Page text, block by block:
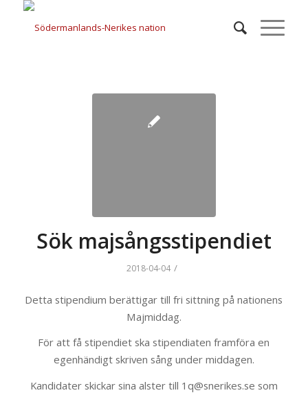
Sök majsångsstipendiet
2018-04-04 /
Detta stipendium berättigar till fri sittning på nationens
Majmiddag.
För att få stipendiet ska stipendiaten framföra en
egenhändigt skriven sång under middagen.
Kandidater skickar sina alster till 1q@snerikes.se som